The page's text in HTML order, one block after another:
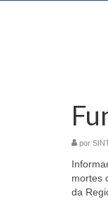
por
mortes
da